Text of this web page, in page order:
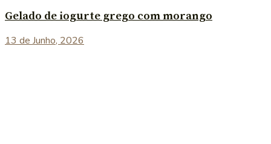
Gelado de iogurte grego com morango
13 de Junho, 2026